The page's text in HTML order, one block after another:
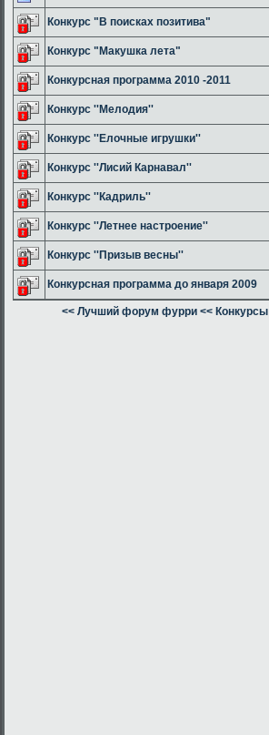
Конкурс "В поисках позитива"
Конкурс "Макушка лета"
Конкурсная программа 2010 -2011
Конкурс ''Мелодия''
Конкурс ''Елочные игрушки''
Конкурс ''Лисий Карнавал''
Конкурс ''Кадриль''
Конкурс ''Летнее настроение''
Конкурс ''Призыв весны''
Конкурсная программа до января 2009
<< Лучший форум фурри << Конкурсы